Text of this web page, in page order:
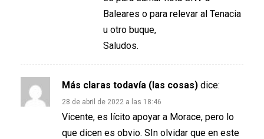
Baleares o para relevar al Tenacia
u otro buque,
Saludos.
Más claras todavía (las cosas) dice:
28 de abril de 2022 a las 18:46
Vicente, es lícito apoyar a Morace, pero lo
que dicen es obvio. SIn olvidar que en este